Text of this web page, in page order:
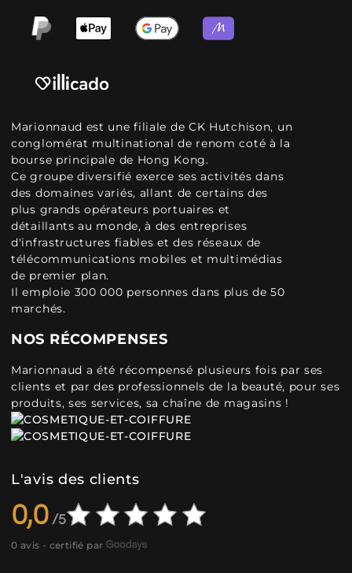
Marionnaud est une filiale de CK Hutchison, un
conglomérat multinational de renom coté à la
bourse principale de Hong Kong.
Ce groupe diversifié exerce ses activités dans
des domaines variés, allant de certains des
plus grands opérateurs portuaires et
détaillants au monde, à des entreprises
d'infrastructures fiables et des réseaux de
télécommunications mobiles et multimédias
de premier plan.
Il emploie 300 000 personnes dans plus de 50
marchés.
NOS RÉCOMPENSES
Marionnaud a été récompensé plusieurs fois par ses
clients et par des professionnels de la beauté, pour ses
produits, ses services, sa chaîne de magasins !
L'avis des clients
0,0
0 avis - certifié par